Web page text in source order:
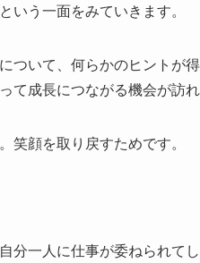
いう一面をみていきます。
ついて、何らかのヒントが
成長につながる機会が訪
笑顔を取り戻すためです。
分一人に仕事が委ねられて